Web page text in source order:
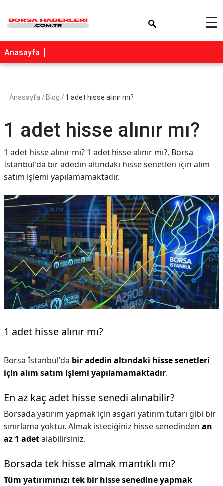
☰
Anasayfa
Anasayfa Blog 1 adet hisse alınır mı?
1 adet hisse alınır mı?
1 adet hisse alınır mı? 1 adet hisse alınır mı?, Borsa
İstanbul'da bir adedin altındaki hisse senetleri için alım
satım işlemi yapılamamaktadır.
1 adet hisse alınır mı?
Borsa İstanbul'da bir adedin altındaki hisse senetleri
için alım satım işlemi yapılamamaktadır.
En az kaç adet hisse senedi alınabilir?
Borsada yatırım yapmak için asgari yatırım tutarı gibi bir
sınırlama yoktur. Almak istediğiniz hisse senedinden an
az 1 adetalabilirsiniz.
Borsada tek hisse almak mantıklı mı?
Tüm yatırımınızı tek bir hisse senedine yapmak